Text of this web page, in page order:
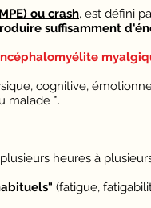
ou crash, est défini
suffisamment
cognitive,
malade *.
heures à
(fatigue,